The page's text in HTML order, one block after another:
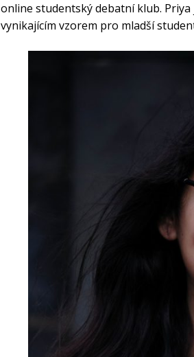
online studentský debatní klub.
vynikajícím vzorem pro mladší